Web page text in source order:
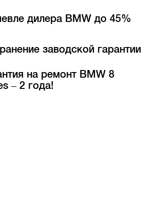
дилера BMW до 45%
заводской гарантии
на ремонт BMW 8
– 2 года!